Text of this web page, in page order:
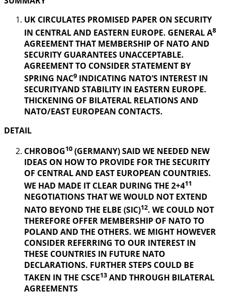
UK CIRCULATES PROMISED PAPER ON SECURITY
IN CENTRAL AND EASTERN EUROPE. GENERAL A8
AGREEMENT THAT MEMBERSHIP OF NATO AND
SECURITY GUARANTEES UNACCEPTABLE.
AGREEMENT TO CONSIDER STATEMENT BY
SPRING NAC9 INDICATING NATO’S INTEREST IN
SECURITYAND STABILITY IN EASTERN EUROPE.
THICKENING OF BILATERAL RELATIONS AND
NATO/EAST EUROPEAN CONTACTS.
DETAIL
CHROBOG10 (GERMANY) SAID WE NEEDED NEW
IDEAS ON HOW TO PROVIDE FOR THE SECURITY
OF CENTRAL AND EAST EUROPEAN COUNTRIES.
WE HAD MADE IT CLEAR DURING THE 2+411
NEGOTIATIONS THAT WE WOULD NOT EXTEND
NATO BEYOND THE ELBE (SIC)12. WE COULD NOT
THEREFORE OFFER MEMBERSHIP OF NATO TO
POLAND AND THE OTHERS. WE MIGHT HOWEVER
CONSIDER REFERRING TO OUR INTEREST IN
THESE COUNTRIES IN FUTURE NATO
DECLARATIONS. FURTHER STEPS COULD BE
TAKEN IN THE CSCE13 AND THROUGH BILATERAL
AGREEMENTS